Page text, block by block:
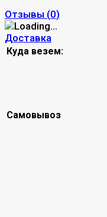
Отзывы (0)
Доставка
Куда везем:
Самовывоз